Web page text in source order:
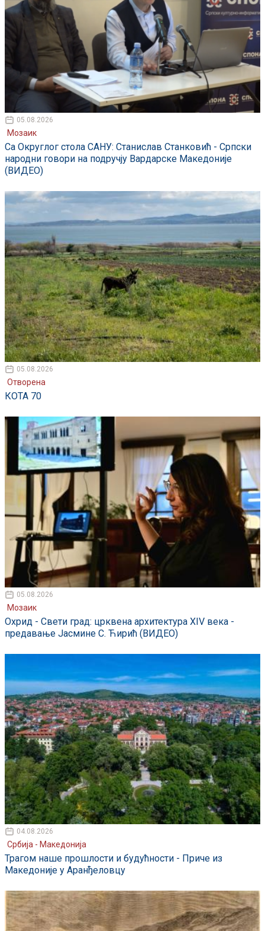
05.08.2026
Мозаик
Са Округлог стола САНУ: Станислав Станковић - Српски
народни говори на подручју Вардарске Македоније
(ВИДЕО)
05.08.2026
Отворена
КОТА 70
05.08.2026
Мозаик
Охрид - Свети град: црквена архитектура XIV века -
предавање Јасмине С. Ћирић (ВИДЕО)
04.08.2026
Србија - Македонија
Трагом наше прошлости и будућности - Приче из
Македоније у Аранђеловцу